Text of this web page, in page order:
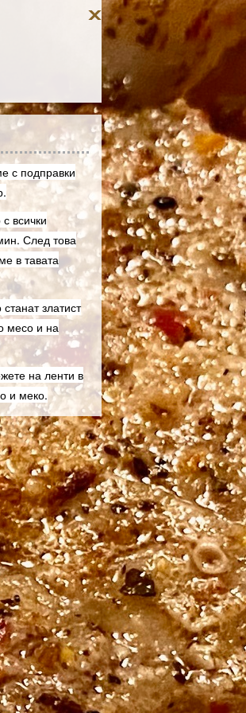
с подправки
всички
След това
в тавата
златист
месо и на
на ленти в
и меко.